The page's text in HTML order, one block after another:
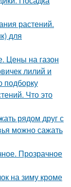
растений.
для
Цены на газон
лилий и
подборку
Что это
рядом друг с
можно сажать
Прозрачное
на зиму кроме